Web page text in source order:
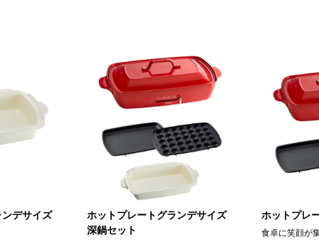
デサイズ
ホットプレートグランデサイズ
深鍋セット
ホットプレ
食卓に笑顔が